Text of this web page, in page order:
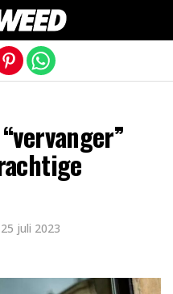
25 juli 2023
afsluiten